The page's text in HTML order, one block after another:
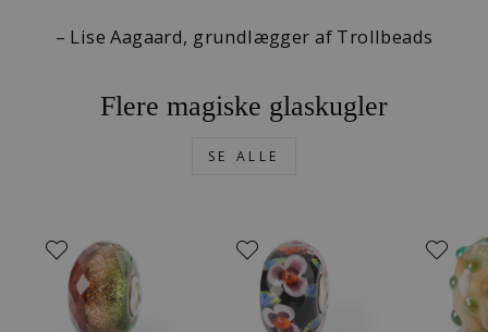
– Lise Aagaard, grundlægger af Trollbeads
Flere magiske glaskugler
SE ALLE